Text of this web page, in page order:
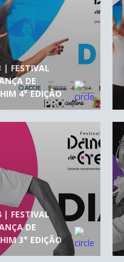
| FESTIVAL
DE
4° EDIÇÃO
| FESTIVAL
DE
3° EDIÇÃO